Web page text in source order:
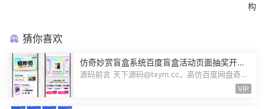
构
猜你喜欢
仿奇妙赏盲盒系统百度盲盒活动页面抽奖开盒
奖品展示概率设置无限回调源码潮玩V6
源码前言 天下源码@txym.cc，高仿百度网盘奇妙
VIP